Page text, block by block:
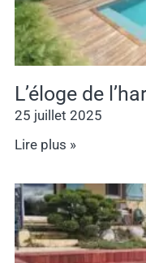
L’éloge de
25 juillet 2025
Lire plus »